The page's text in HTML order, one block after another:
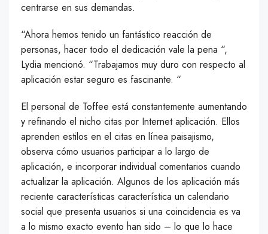
centrarse en sus demandas.
“Ahora hemos tenido un fantástico reacción de
personas, hacer todo el dedicación vale la pena “,
Lydia mencionó. “Trabajamos muy duro con respecto al
aplicación estar seguro es fascinante. “
El personal de Toffee está constantemente aumentando
y refinando el nicho citas por Internet aplicación. Ellos
aprenden estilos en el citas en línea paisajismo,
observa cómo usuarios participar a lo largo de
aplicación, e incorporar individual comentarios cuando
actualizar la aplicación. Algunos de los aplicación más
reciente características característica un calendario
social que presenta usuarios si una coincidencia es va
a lo mismo exacto evento han sido – lo que lo hace